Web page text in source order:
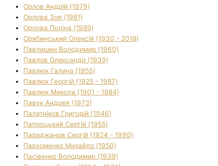
Орлов Андрій (1979)
Орлова Зоя (1981)
Орлова Поліна (1989)
Орябинський Олексій (1930 - 2018)
Павлишин Володимир (1960)
Павлов Олександр (1939)
Павлюк Галина (1955)
Павлюк Георгій (1925 - 1987)
Павлюк Микола (1901 - 1984)
Павук Андрея (1973)
Палатніков Григорій (1946)
Папроцький Сергій (1955)
Параджанов Сергій (1924 - 1990)
Пархоменко Михайло (1950)
Пасівенко Володимир (1939)